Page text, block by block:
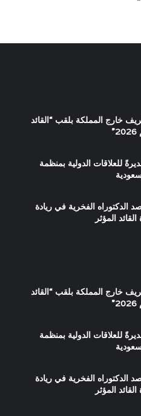
خارج المملكة بلقب “القائد
للعلاقات الدولية بمنظمة
الدكتوراه الفخرية في ريادة
المؤثر
خارج المملكة بلقب “القائد
للعلاقات الدولية بمنظمة
الدكتوراه الفخرية في ريادة
المؤثر